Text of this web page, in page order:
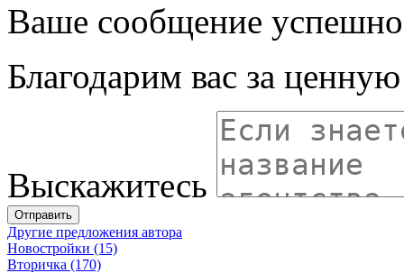
Ваше сообщение успешно
Благодарим вас за
Выскажитесь
Отправить
Другие предложения автора
Новостройки (15)
Вторичка (170)